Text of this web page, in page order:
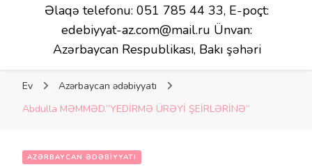
Əlaqə telefonu: 051 785 44 33, E-poçt:
edebiyyat-az.com@mail.ru Ünvan:
Azərbaycan Respublikası, Bakı şəhəri
Ev
Azərbaycan ədəbiyyatı
Abdulla MƏMMƏD.”YEDİRMƏ ÜRƏYİ ŞEİRLƏRİNƏ”
AZƏRBAYCAN ƏDƏBIYYATI